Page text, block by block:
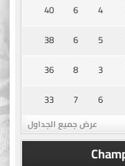
4
6
40
5
6
38
3
8
36
6
7
33
عرض جميع الجداول